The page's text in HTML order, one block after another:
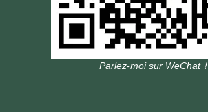
Parlez-moi sur WeChat！